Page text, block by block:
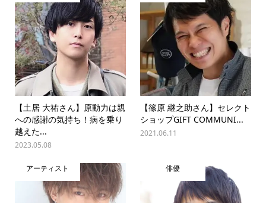
【土居 大祐さん】原動力は親
への感謝の気持ち！病を乗り
越えた...
2023.05.08
【篠原 継之助さん】セレクト
ショップGIFT COMMUNI...
2021.06.11
アーティスト 俳優